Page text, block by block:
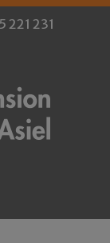
221 231